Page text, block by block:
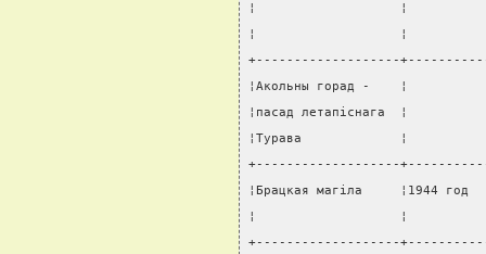
¦                   ¦
¦                   ¦
+-------------------
¦Акольны горад -    ¦
¦пасад летапiснага  ¦
¦Турава             ¦
+-------------------
¦Брацкая магiла     ¦1944
¦                   ¦
+-------------------